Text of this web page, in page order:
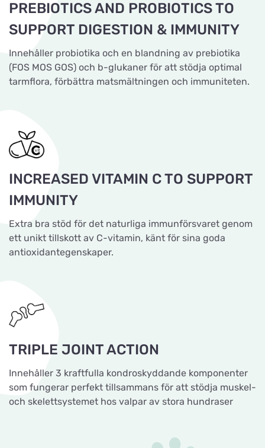
PREBIOTICS AND PROBIOTICS TO
SUPPORT DIGESTION & IMMUNITY
Innehåller probiotika och en blandning av prebiotika
(FOS MOS GOS) och b-glukaner för att stödja optimal
tarmflora, förbättra matsmältningen och immuniteten.
INCREASED VITAMIN C TO SUPPORT
IMMUNITY
Extra bra stöd för det naturliga immunförsvaret genom
ett unikt tillskott av C-vitamin, känt för sina goda
antioxidantegenskaper.
TRIPLE JOINT ACTION
Innehåller 3 kraftfulla kondroskyddande komponenter
som fungerar perfekt tillsammans för att stödja muskel-
och skelettsystemet hos valpar av stora hundraser